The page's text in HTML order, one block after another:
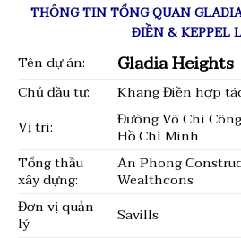
THÔNG TIN TỔNG QUAN
ĐIỀN & KEPPEL
Tên dự án: Gladia Heights
Chủ đầu tư:
Khang Điền hợp
Vị trí:
Đường Võ Chí
Hồ Chí Minh
Tổng thầu
xây dựng:
An Phong
Wealthcons
Đơn vị quản
lý
Savills